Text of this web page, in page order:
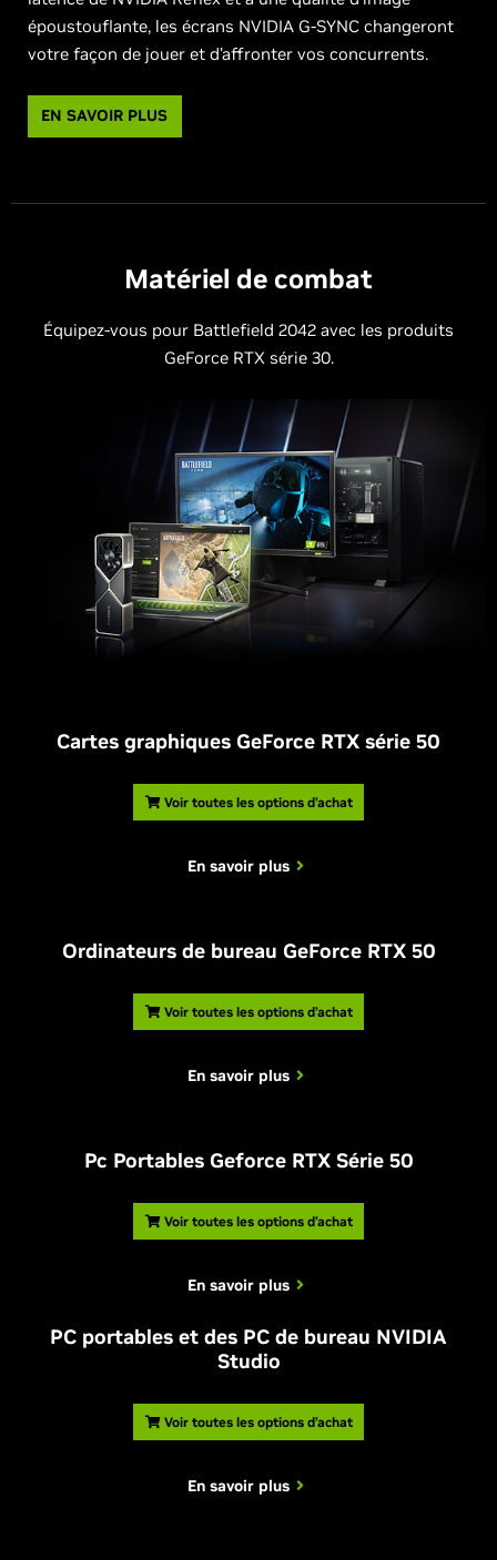
époustouflante, les écrans NVIDIA G-SYNC changeront
votre façon de jouer et d’affronter vos concurrents.
EN SAVOIR PLUS
Matériel de combat
Équipez-vous pour Battlefield 2042 avec les produits
GeForce RTX série 30.
Cartes graphiques GeForce RTX série 50
Voir toutes les options d’achat
En savoir plus
Ordinateurs de bureau GeForce RTX 50
Voir toutes les options d’achat
En savoir plus
Pc Portables Geforce RTX Série 50
Voir toutes les options d’achat
En savoir plus
PC portables et des PC de bureau NVIDIA
Studio
Voir toutes les options d’achat
En savoir plus